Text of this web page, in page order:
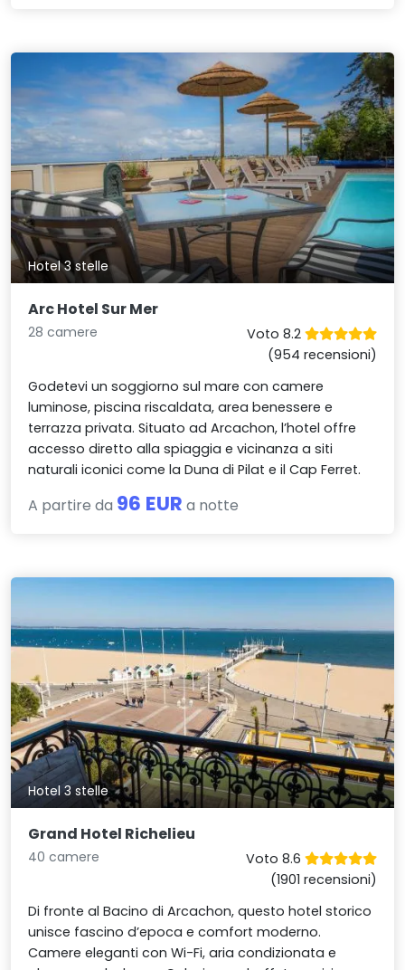
Hotel 3 stelle
Arc Hotel Sur Mer
28 camere
Voto 8.2
(954 recensioni)
Godetevi un soggiorno sul mare con camere
luminose, piscina riscaldata, area benessere e
terrazza privata. Situato ad Arcachon, l’hotel offre
accesso diretto alla spiaggia e vicinanza a siti
naturali iconici come la Duna di Pilat e il Cap Ferret.
A partire da 96 EUR a notte
Hotel 3 stelle
Grand Hotel Richelieu
40 camere
Voto 8.6
(1901 recensioni)
Di fronte al Bacino di Arcachon, questo hotel storico
unisce fascino d’epoca e comfort moderno.
Camere eleganti con Wi-Fi, aria condizionata e